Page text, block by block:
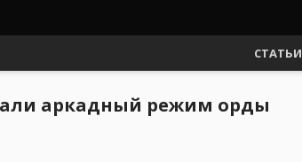
СТАТЬИ
аркадный режим орды